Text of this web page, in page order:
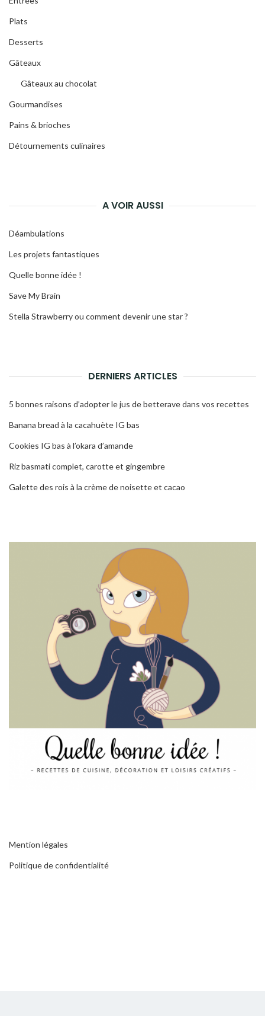
Plats
Desserts
Gâteaux
Gâteaux au chocolat
Gourmandises
Pains & brioches
Détournements culinaires
A VOIR AUSSI
Déambulations
Les projets fantastiques
Quelle bonne idée !
Save My Brain
Stella Strawberry ou comment devenir une star ?
DERNIERS ARTICLES
5 bonnes raisons d’adopter le jus de betterave dans vos recettes
Banana bread à la cacahuète IG bas
Cookies IG bas à l’okara d’amande
Riz basmati complet, carotte et gingembre
Galette des rois à la crème de noisette et cacao
Mention légales
Politique de confidentialité